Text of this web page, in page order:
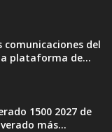
del
plataforma de...
1500 2027 de
más...